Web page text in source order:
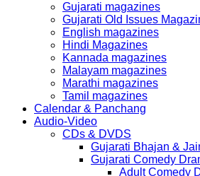
Gujarati magazines
Gujarati Old Issues
English magazines
Hindi Magazines
Kannada magazines
Malayam magazines
Marathi magazines
Tamil magazines
Calendar & Panchang
Audio-Video
CDs & DVDS
Gujarati Bhajan &
Gujarati Comedy
Adult Comedy